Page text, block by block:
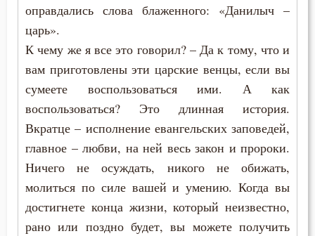
оправдались слова блаженного: «Данилыч –
царь».
К чему же я все это говорил? – Да к тому, что и
вам приготовлены эти царские венцы, если вы
сумеете воспользоваться ими. А как
воспользоваться? Это длинная история.
Вкратце – исполнение евангельских заповедей,
главное – любви, на ней весь закон и пророки.
Ничего не осуждать, никого не обижать,
молиться по силе вашей и умению. Когда вы
достигнете конца жизни, который неизвестно,
рано или поздно будет, вы можете получить